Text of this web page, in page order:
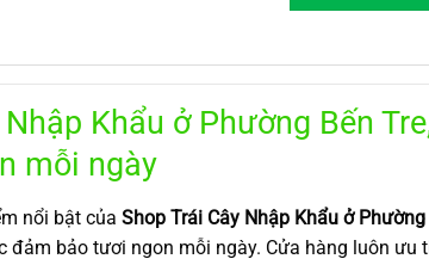
Khẩu ở Phường Bến
mỗi ngày
nổi bật của Shop Trái Cây Nhập Khẩu ở
đảm bảo tươi ngon mỗi ngày. Cửa hàng luôn